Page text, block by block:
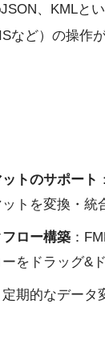
、KMLと
など）の操作
トのサポート
トを変換・統
ロー構築 ：
をドラッグ&
定期的なデー